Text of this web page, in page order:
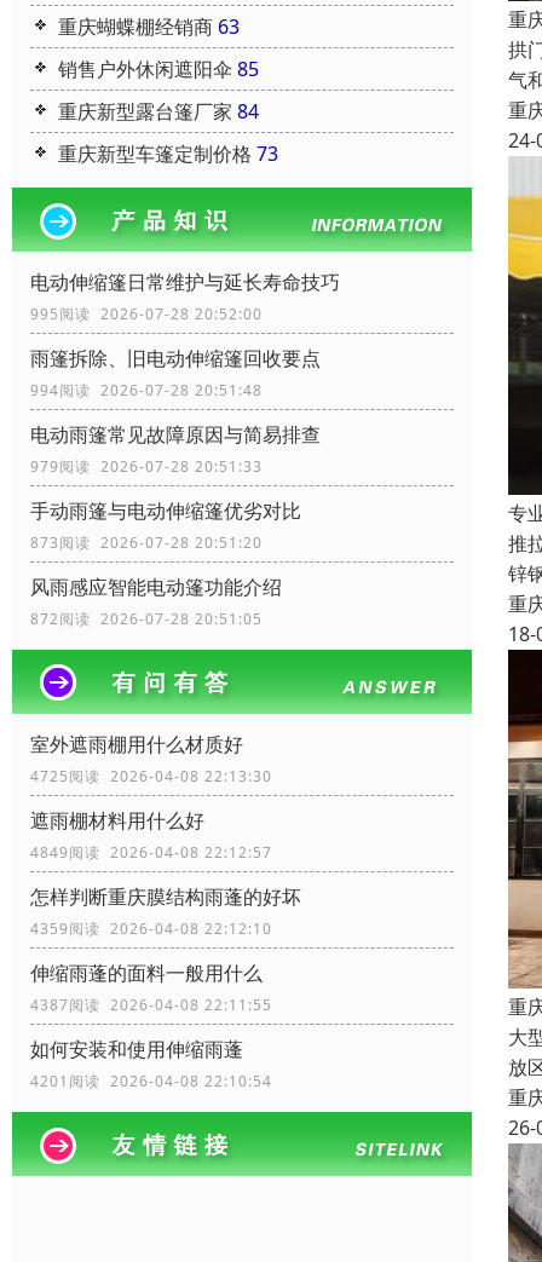
重庆蝴蝶棚经销商 63
销售户外休闲遮阳伞 85
重庆新型露台篷厂家 84
重庆新型车篷定制价格 73
电动伸缩篷日常维护与延长寿命技巧
995阅读 2026-07-28 20:52:00
雨篷拆除、旧电动伸缩篷回收要点
994阅读 2026-07-28 20:51:48
电动雨篷常见故障原因与简易排查
979阅读 2026-07-28 20:51:33
手动雨篷与电动伸缩篷优劣对比
873阅读 2026-07-28 20:51:20
风雨感应智能电动篷功能介绍
872阅读 2026-07-28 20:51:05
室外遮雨棚用什么材质好
4725阅读 2026-04-08 22:13:30
遮雨棚材料用什么好
4849阅读 2026-04-08 22:12:57
怎样判断重庆膜结构雨蓬的好坏
4359阅读 2026-04-08 22:12:10
伸缩雨蓬的面料一般用什么
4387阅读 2026-04-08 22:11:55
如何安装和使用伸缩雨蓬
4201阅读 2026-04-08 22:10:54
重
拱
气
重
24-
专
推
锌
重
18-
重
大
放
重
26-